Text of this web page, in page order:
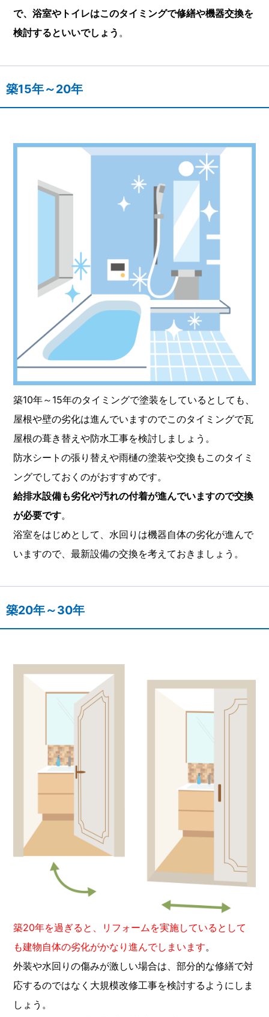
で、浴室やトイレはこのタイミングで修繕や機器交換を
検討するといいでしょう 。
築15年～20年
築10年～15年のタイミングで塗装をしているとしても、
屋根や壁の劣化は進んでいますのでこのタイミングで瓦
屋根の葺き替えや防水工事を検討しましょう。
防水シートの張り替えや雨樋の塗装や交換もこのタイミ
ングでしておくのがおすすめです。
給排水設備も劣化や汚れの付着が進んでいますので交換
が必要です。
浴室をはじめとして、水回りは機器自体の劣化が進んで
いますので、最新設備の交換を考えておきましょう。
築20年～30年
築20年を過ぎると、リフォームを実施しているとして
も建物自体の劣化がかなり進んでしまいます。
外装や水回りの傷みが激しい場合は、部分的な修繕で対
応するのではなく大規模改修工事を検討するようにしま
しょう。